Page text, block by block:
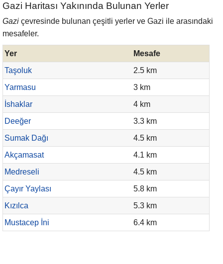
Gazi Haritası Yakınında Bulunan Yerler
Gazi çevresinde bulunan çeşitli yerler ve Gazi ile arasındaki
mesafeler.
Yer
Mesafe
Taşoluk
2.5 km
Yarmasu
3 km
İshaklar
4 km
Deeğer
3.3 km
Sumak Dağı
4.5 km
Akçamasat
4.1 km
Medreseli
4.5 km
Çayır Yaylası
5.8 km
Kızılca
5.3 km
Mustacep İni
6.4 km